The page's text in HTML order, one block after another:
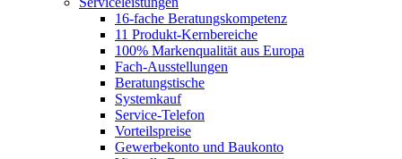
16-fache Beratungskompetenz
11 Produkt-Kernbereiche
100% Markenqualität aus Europa
Fach-Ausstellungen
Beratungstische
Systemkauf
Service-Telefon
Vorteilspreise
Gewerbekonto und Baukonto